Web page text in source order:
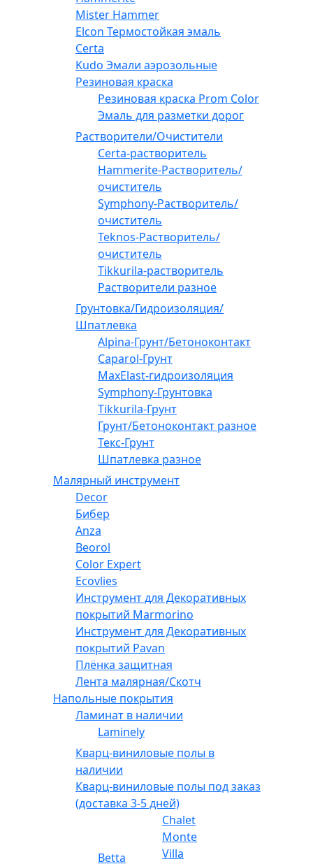
Mister Hammer
Elcon Термостойкая эмаль
Certa
Kudo Эмали аэрозольные
Резиновая краска
Резиновая краска Prom Color
Эмаль для разметки дорог
Растворители/Очистители
Certa-растворитель
Hammerite-Растворитель/
очиститель
Symphony-Растворитель/
очиститель
Teknos-Растворитель/
очиститель
Tikkurila-растворитель
Растворители разное
Грунтовка/Гидроизоляция/
Шпатлевка
Alpina-Грунт/Бетоноконтакт
Caparol-Грунт
MaxElast-гидроизоляция
Symphony-Грунтовка
Tikkurila-Грунт
Грунт/Бетоноконтакт разное
Текс-Грунт
Шпатлевка разное
Малярный инструмент
Decor
Бибер
Anza
Beorol
Color Expert
Ecovlies
Инструмент для Декоративных
покрытий Marmorino
Инструмент для Декоративных
покрытий Pavan
Плёнка защитная
Лента малярная/Скотч
Напольные покрытия
Ламинат в наличии
Laminely
Кварц-виниловые полы в
наличии
Кварц-виниловые полы под заказ
(доставка 3-5 дней)
Betta
Chalet
Monte
Villa